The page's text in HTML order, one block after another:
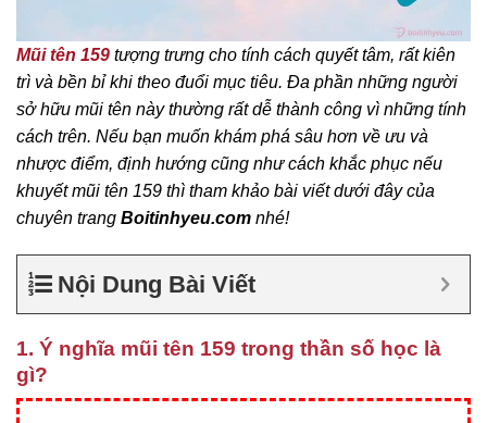
Mũi tên 159 tượng trưng cho tính cách quyết tâm, rất kiên
trì và bền bỉ khi theo đuổi mục tiêu. Đa phần những người
sở hữu mũi tên này thường rất dễ thành công vì những tính
cách trên. Nếu bạn muốn khám phá sâu hơn về ưu và
nhược điểm, định hướng cũng như cách khắc phục nếu
khuyết mũi tên 159 thì tham khảo bài viết dưới đây của
chuyên trang Boitinhyeu.com nhé!
Nội Dung Bài Viết
1. Ý nghĩa mũi tên 159 trong thần số học là
gì?